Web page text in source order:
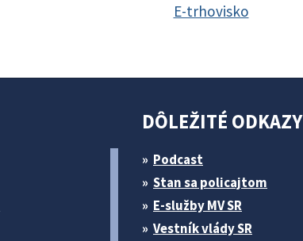
E-trhovisko
DÔLEŽITÉ ODKAZY
Podcast
Stan sa policajtom
E-služby MV SR
Vestník vlády SR